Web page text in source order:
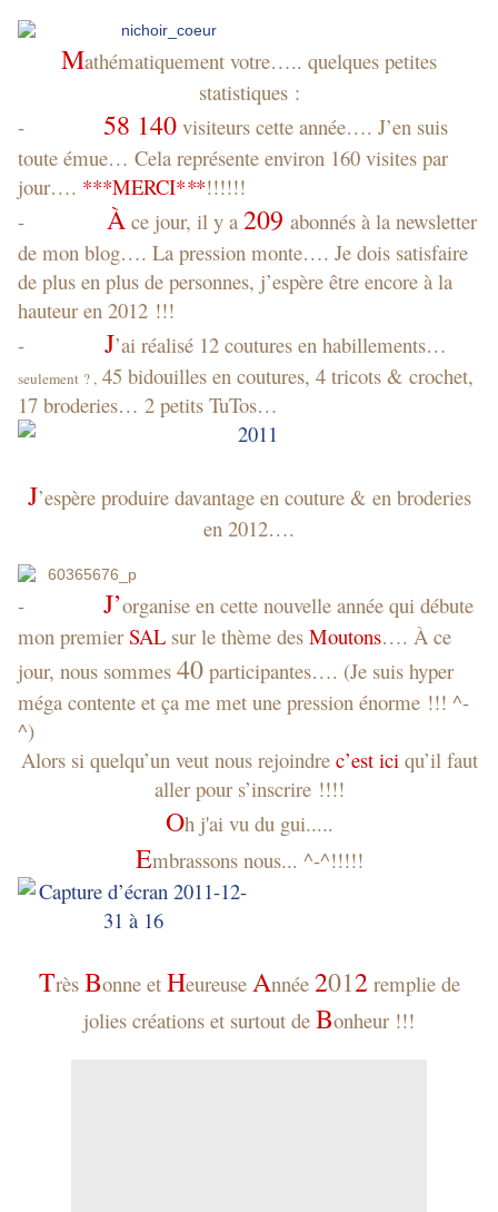
Mathématiquement votre….. quelques petites
statistiques :
- 58 140 visiteurs cette année…. J’en suis
toute émue… Cela représente environ 160 visites par
jour…. ***MERCI***!!!!!!
-
À ce jour, il y a 209 abonnés à la newsletter
de mon blog…. La pression monte…. Je dois satisfaire
de plus en plus de personnes, j’espère être encore à la
hauteur en 2012 !!!
-
J’ai réalisé 12 coutures en habillements…
seulement ? , 45 bidouilles en coutures, 4 tricots & crochet,
17 broderies… 2 petits TuTos…
J’espère produire davantage en couture & en broderies
en 2012….
- J’organise en cette nouvelle année qui débute
mon premier SAL sur le thème des Moutons…. À ce
jour, nous sommes 40 participantes…. (Je suis hyper
méga contente et ça me met une pression énorme !!! ^-
^)
Alors si quelqu’un veut nous rejoindre c’est iciqu’il faut
aller pour s’inscrire !!!!
Oh j'ai vu du gui.....
Embrassons nous... ^-^!!!!!
Très Bonne et Heureuse Année 2012remplie de
jolies créations et surtout de Bonheur !!!